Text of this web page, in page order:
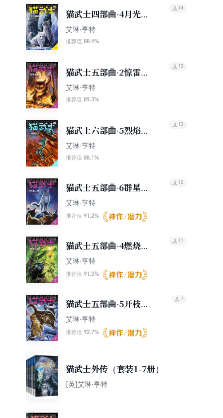
猫武士四部曲·4月光启
示
艾琳·亨特
推荐值 88.4%
14
猫武士五部曲·2惊雷乍
起
艾琳·亨特
推荐值 89.3%
13
猫武士六部曲·5烈焰焚
河
艾琳·亨特
推荐值 88.1%
13
猫武士五部曲·6群星之
路
艾琳·亨特
推荐值 91.2%
12
猫武士五部曲·4燃烧之
星
艾琳·亨特
推荐值 91.3%
11
猫武士五部曲·5开枝散
叶
艾琳·亨特
推荐值 92.7%
7
猫武士外传（套装1-7册）
[英]艾琳·亨特